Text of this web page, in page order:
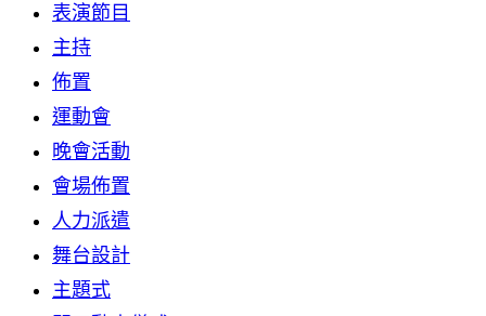
表演節目
主持
佈置
運動會
晚會活動
會場佈置
人力派遣
舞台設計
主題式